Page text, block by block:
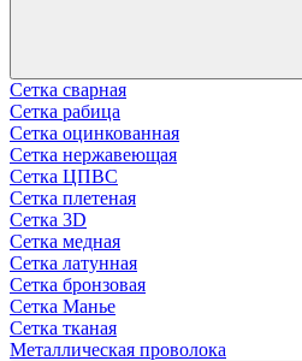
Сетка сварная
Сетка рабица
Сетка оцинкованная
Сетка нержавеющая
Сетка ЦПВС
Сетка плетеная
Сетка 3D
Сетка медная
Сетка латунная
Сетка бронзовая
Сетка Манье
Сетка тканая
Металлическая проволока